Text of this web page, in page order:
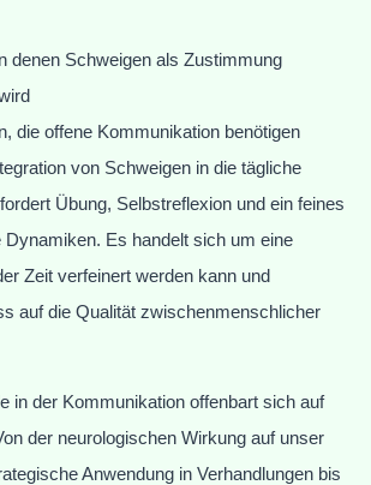
denen Schweigen als Zustimmung
die offene Kommunikation benötigen
von Schweigen in die tägliche
Übung, Selbstreflexion und ein feines
Es handelt sich um eine
Zeit verfeinert werden kann und
auf die Qualität zwischenmenschlicher
in der Kommunikation offenbart sich auf
der neurologischen Wirkung auf unser
Anwendung in Verhandlungen bis